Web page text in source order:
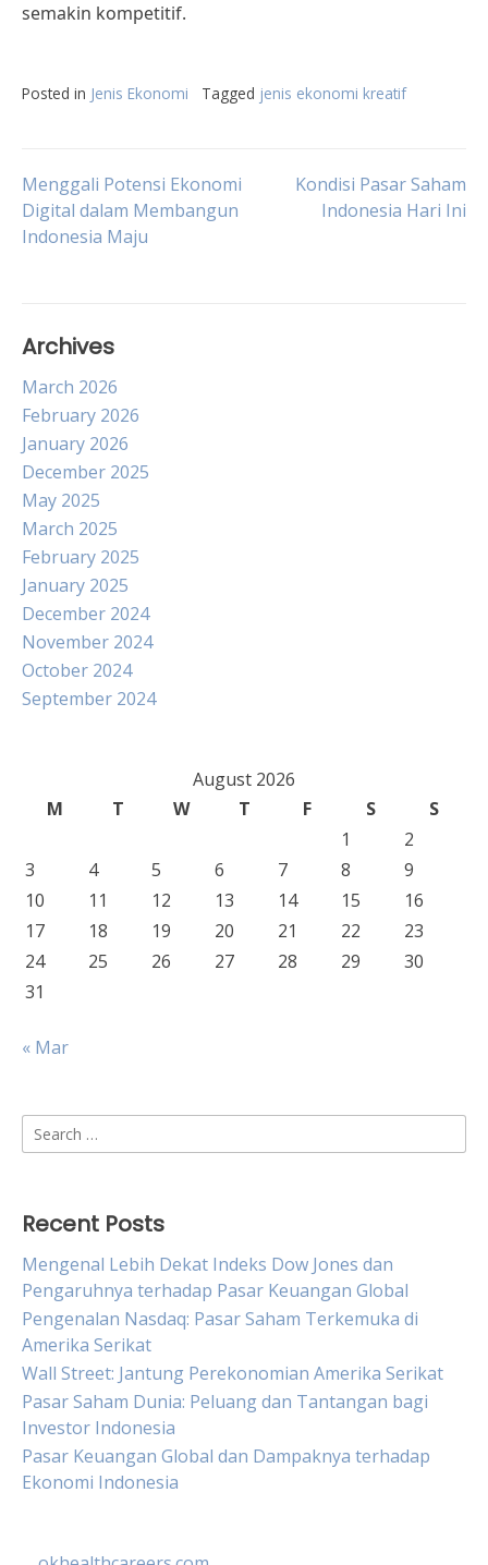
semakin kompetitif.
Posted in Jenis Ekonomi Tagged jenis ekonomi kreatif
Post
navigation
Menggali Potensi Ekonomi
Digital dalam Membangun
Indonesia Maju
Kondisi Pasar Saham
Indonesia Hari Ini
Archives
March 2026
February 2026
January 2026
December 2025
May 2025
March 2025
February 2025
January 2025
December 2024
November 2024
October 2024
September 2024
August 2026
M
T W T F S
S
1
2
3
4 5 6 7 8
9
10
11 12 13 14 15
16
17
18 19 20 21 22
23
24
25 26 27 28 29
30
31
« Mar
Search
for:
Recent Posts
Mengenal Lebih Dekat Indeks Dow Jones dan
Pengaruhnya terhadap Pasar Keuangan Global
Pengenalan Nasdaq: Pasar Saham Terkemuka di
Amerika Serikat
Wall Street: Jantung Perekonomian Amerika Serikat
Pasar Saham Dunia: Peluang dan Tantangan bagi
Investor Indonesia
Pasar Keuangan Global dan Dampaknya terhadap
Ekonomi Indonesia